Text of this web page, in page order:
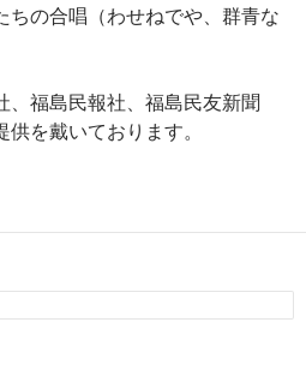
ちの合唱（わせねでや、群青な
、福島民報社、福島民友新聞
を戴いております。